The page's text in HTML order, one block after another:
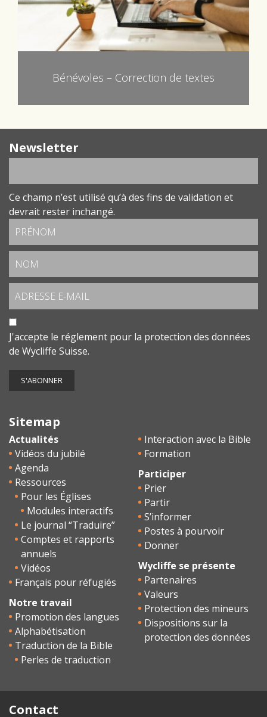
Bénévoles – Correction de textes
Newsletter
Ce champ n’est utilisé qu’à des fins de validation et
devrait rester inchangé.
J'accepte le réglement pour la protection des données
de Wycliffe Suisse.
Sitemap
Actualités
Vidéos du jubilé
Agenda
Ressources
Pour les Églises
Modules interactifs
Le journal “Traduire”
Comptes et rapports
annuels
Vidéos
Français pour réfugiés
Notre travail
Promotion des langues
Alphabétisation
Traduction de la Bible
Perles de traduction
Interaction avec la Bible
Formation
Participer
Prier
Partir
S’informer
Postes à pourvoir
Donner
Wycliffe se présente
Partenaires
Valeurs
Protection des mineurs
Dispositions sur la
protection des données
Contact